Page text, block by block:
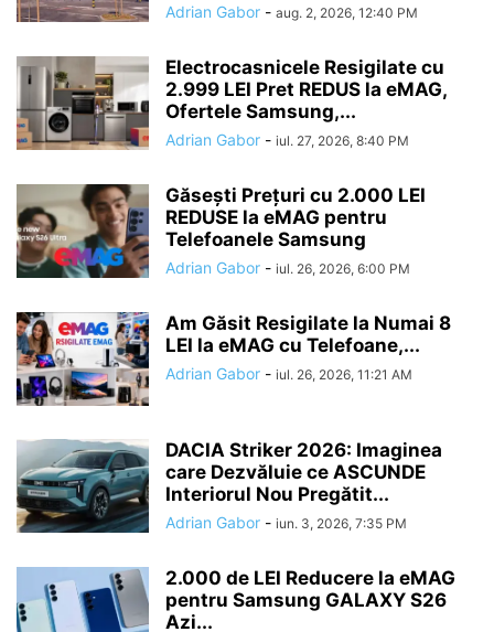
Adrian Gabor - aug. 2, 2026, 12:40 PM
Electrocasnicele Resigilate cu
2.999 LEI Pret REDUS la eMAG,
Ofertele Samsung,...
Adrian Gabor - iul. 27, 2026, 8:40 PM
Găsești Prețuri cu 2.000 LEI
REDUSE la eMAG pentru
Telefoanele Samsung
Adrian Gabor - iul. 26, 2026, 6:00 PM
Am Găsit Resigilate la Numai 8
LEI la eMAG cu Telefoane,...
Adrian Gabor - iul. 26, 2026, 11:21 AM
DACIA Striker 2026: Imaginea
care Dezvăluie ce ASCUNDE
Interiorul Nou Pregătit...
Adrian Gabor - iun. 3, 2026, 7:35 PM
2.000 de LEI Reducere la eMAG
pentru Samsung GALAXY S26
Azi...